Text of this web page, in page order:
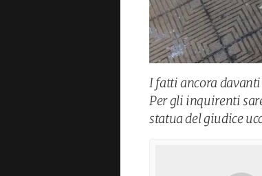
I fatti ancora
Per gli inquirenti
statua del giudice